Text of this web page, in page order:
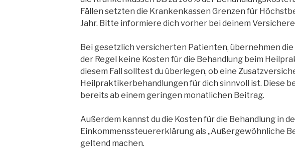
Fällen setzten die Krankenkassen Grenzen für
Jahr. Bitte informiere dich vorher bei deinem
Bei gesetzlich versicherten Patienten, übernehmen die
der Regel keine Kosten für die Behandlung beim
diesem Fall solltest du überlegen, ob eine
Heilpraktikerbehandlungen für dich sinnvoll ist. Diese
bereits ab einem geringen monatlichen Beitrag.
Außerdem kannst du die Kosten für die Behandlung in
Einkommenssteuererklärung als „Außergewöhnliche
geltend machen.